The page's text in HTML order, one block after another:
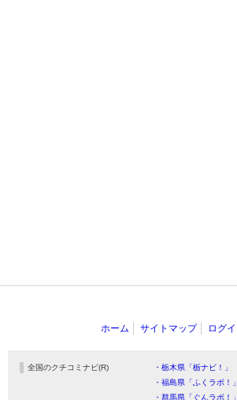
ホーム サイトマップ ログ
全国のクチコミナビ(R) ・栃木県「栃ナビ！」
・福島県「ふくラボ！」
・群馬県「ぐんラボ！」